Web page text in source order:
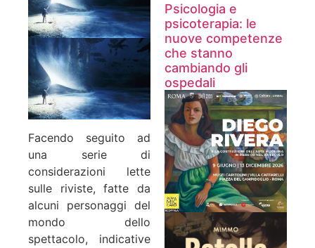
Facendo seguito ad
una serie di
considerazioni lette
sulle riviste, fatte da
alcuni personaggi del
mondo dello
spettacolo, indicative
Psicologia e
psicoterapia: le
nuove competenze
che stanno
cambiando gli
ospedali